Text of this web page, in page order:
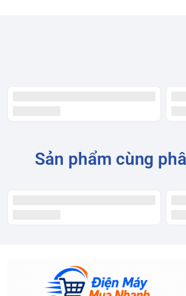
Sản phẩm cùng